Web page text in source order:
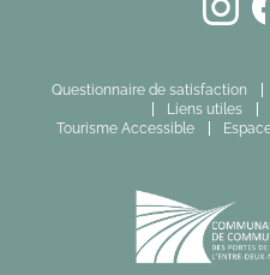
Questionnaire de satisfaction
Liens utiles
Tourisme Accessible